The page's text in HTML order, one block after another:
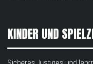
KINDER UND